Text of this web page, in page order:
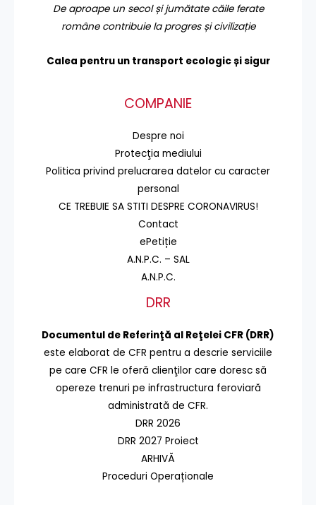
De aproape un secol și jumătate căile ferate
române contribuie la progres și civilizație
Calea pentru un transport ecologic și sigur
COMPANIE
Despre noi
Protecţia mediului
Politica privind prelucrarea datelor cu caracter
personal
CE TREBUIE SA STITI DESPRE CORONAVIRUS!
Contact
ePetiție
A.N.P.C. – SAL
A.N.P.C.
DRR
Documentul de Referinţă al Reţelei CFR (DRR)
este elaborat de CFR pentru a descrie serviciile
pe care CFR le oferă clienţilor care doresc să
opereze trenuri pe infrastructura feroviară
administrată de CFR.
DRR 2026
DRR 2027 Proiect
ARHIVĂ
Proceduri Operaționale